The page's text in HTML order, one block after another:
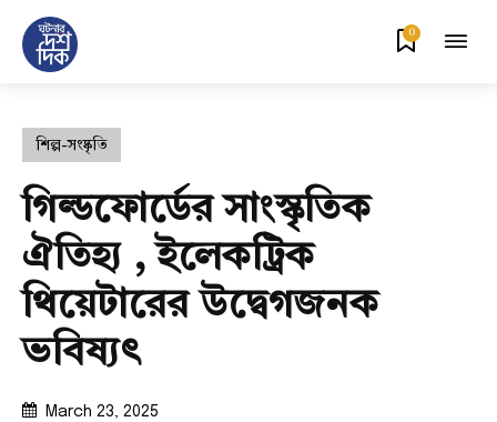
0
শিল্প-সংষ্কৃতি
গিল্ডফোর্ডের সাংস্কৃতিক
ঐতিহ্য , ইলেকট্রিক
থিয়েটারের উদ্বেগজনক
ভবিষ্যৎ
March 23, 2025